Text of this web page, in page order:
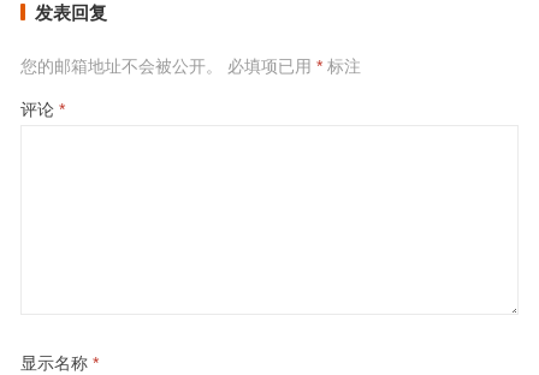
发表回复
您的邮箱地址不会被公开。 必填项已用 *标注
评论 *
显示名称 *